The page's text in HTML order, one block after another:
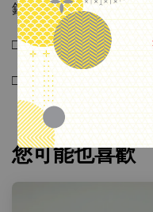
鋼筆 M尖+鉛筆
□ 新/舊：庫新
□ 配件：附盒
您可能也喜歡